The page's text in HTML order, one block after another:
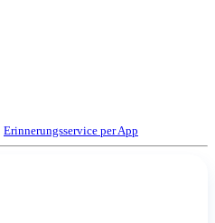
Erinnerungsservice per App